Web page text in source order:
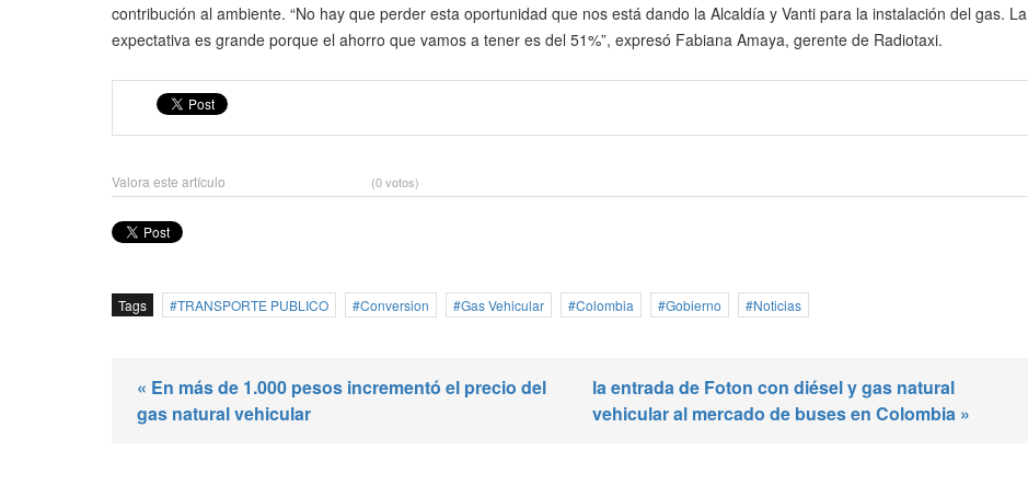
contribución al ambiente. “No hay que perder esta oportunidad que nos está dando la Alcaldía y Vanti para la instalación del gas. La
expectativa es grande porque el ahorro que vamos a tener es del 51%”, expresó Fabiana Amaya, gerente de Radiotaxi.
Valora este artículo (0 votos)
Tags TRANSPORTE PUBLICO Conversion Gas Vehicular Colombia Gobierno Noticias
« En más de 1.000 pesos incrementó el precio del
gas natural vehicular
la entrada de Foton con diésel y gas natural
vehicular al mercado de buses en Colombia »